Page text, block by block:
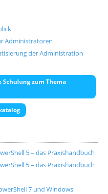
Administratoren
der Administration
zum Thema
5 – das Praxishandbuch
5 – das Praxishandbuch
7 und Windows